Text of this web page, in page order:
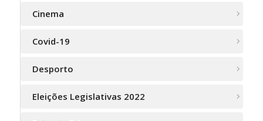
Cinema
Covid-19
Desporto
Eleições Legislativas 2022